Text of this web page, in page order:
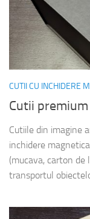
CUTII CU INCHIDERE
Cutii
Cutiile din imagine
inchidere
(mucava, carton
transportul